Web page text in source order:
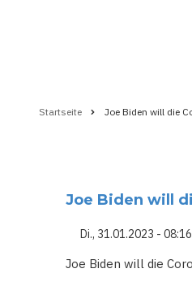
Startseite Joe Biden will die
Joe Biden will
Di., 31.01.2023 - 08:16
Joe Biden will die